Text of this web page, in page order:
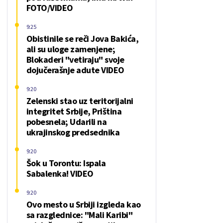
FOTO/VIDEO
Obistinile se reči Jova Bakića,
ali su uloge zamenjene;
Blokaderi "vetiraju" svoje
dojučerašnje adute VIDEO
9:25
Zelenski stao uz teritorijalni
integritet Srbije, Priština
pobesnela; Udarili na
ukrajinskog predsednika
9:20
Šok u Torontu: Ispala
Sabalenka! VIDEO
9:20
Ovo mesto u Srbiji izgleda kao
sa razglednice: "Mali Karibi"
9:20